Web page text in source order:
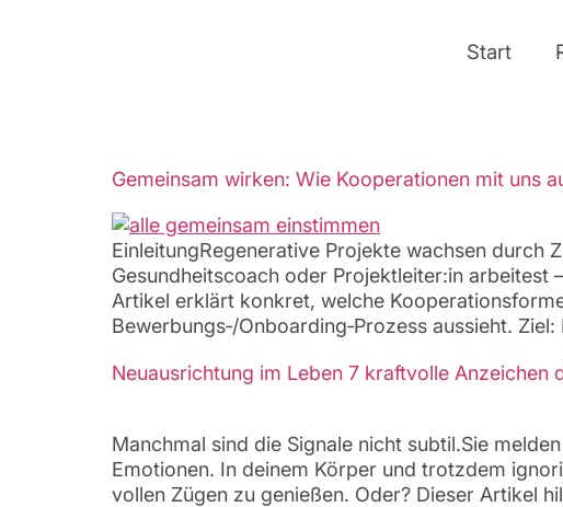
Start
Gemeinsam wirken: Wie Kooperationen mit uns
EinleitungRegenerative Projekte wachsen durch
Gesundheitscoach oder Projektleiter:in
Artikel erklärt konkret, welche
Bewerbungs‑/Onboarding‑Prozess aussieht.
Neuausrichtung im Leben 7 kraftvolle Anzeichen
Manchmal sind die Signale nicht subtil.Sie
Emotionen. In deinem Körper und trotzdem
vollen Zügen zu genießen. Oder? Dieser Artikel